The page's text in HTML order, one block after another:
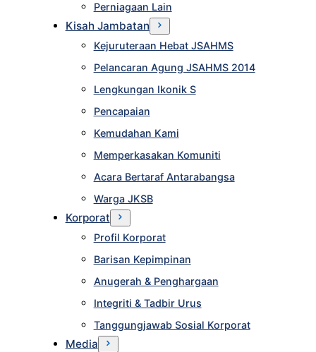
Perniagaan Lain
Kisah Jambatan
Kejuruteraan Hebat JSAHMS
Pelancaran Agung JSAHMS 2014
Lengkungan Ikonik S
Pencapaian
Kemudahan Kami
Memperkasakan Komuniti
Acara Bertaraf Antarabangsa
Warga JKSB
Korporat
Profil Korporat
Barisan Kepimpinan
Anugerah & Penghargaan
Integriti & Tadbir Urus
Tanggungjawab Sosial Korporat
Media